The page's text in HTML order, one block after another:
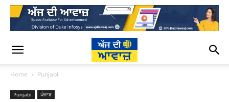
Home Punjabi
Punjabi ਪੰਜਾਬ